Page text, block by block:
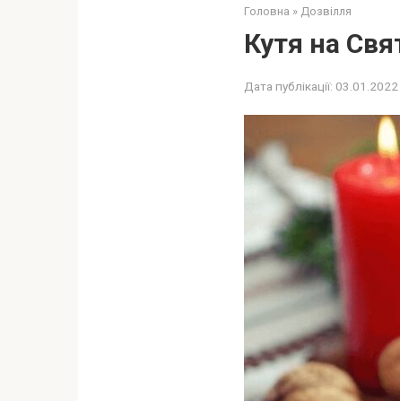
Головна » Дозвілля
Кутя на
Дата публікації: 03.01.2022